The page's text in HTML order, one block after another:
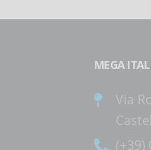
MEGA
Via
(+39)